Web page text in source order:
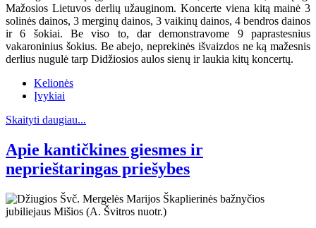
Mažosios Lietuvos derlių užauginom. Koncerte viena kitą mainė 3
solinės dainos, 3 merginų dainos, 3 vaikinų dainos, 4 bendros dainos
ir 6 šokiai. Be viso to, dar demonstravome 9 paprastesnius
vakaroninius šokius. Be abejo, neprekinės išvaizdos ne ką mažesnis
derlius nugulė tarp Didžiosios aulos sienų ir laukia kitų koncertų.
Kelionės
Įvykiai
Skaityti daugiau...
Apie kantičkines giesmes ir
neprieštaringas priešybes